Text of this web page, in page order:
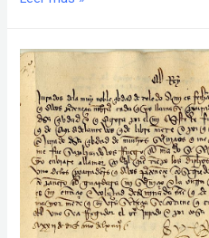
IV
y
la
infanta
Isabel
de
Castilla